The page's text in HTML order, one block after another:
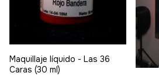
Maquillaje líquido - Las 36
Caras (30 ml)